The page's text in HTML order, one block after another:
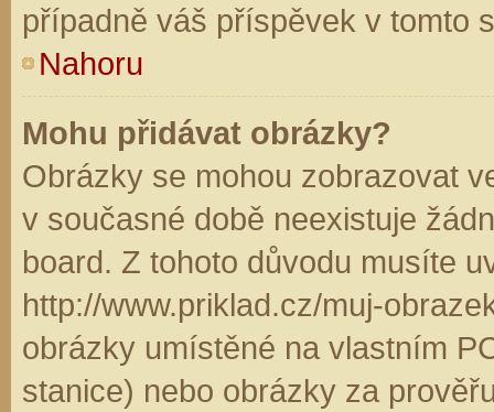
případně váš příspěvek v tomto
Nahoru
Mohu přidávat obrázky?
Obrázky se mohou zobrazovat
v současné době neexistuje
board. Z tohoto důvodu musíte
http://www.priklad.cz/muj-
obrázky umístěné na vlastním
stanice) nebo obrázky za